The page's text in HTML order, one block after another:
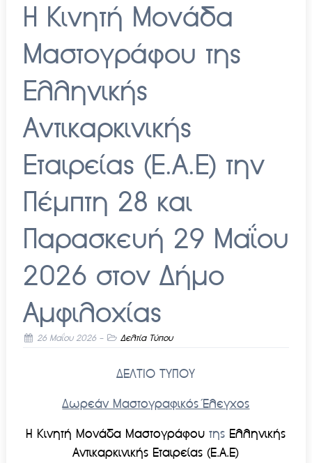
Η Κινητή Μονάδα
Μαστογράφου της
Ελληνικής
Αντικαρκινικής
Εταιρείας (Ε.Α.Ε) την
Πέμπτη 28 και
Παρασκευή 29 Μαΐου
2026 στον Δήμο
Αμφιλοχίας
26 Μαΐου 2026- Δελτία Τύπου
ΔΕΛΤΙΟ ΤΥΠΟΥ
Δωρεάν Μαστογραφικός Έλεγχος
Η Κινητή Μονάδα Μαστογράφου της Ελληνικής
Αντικαρκινικής Εταιρείας (Ε.Α.Ε)